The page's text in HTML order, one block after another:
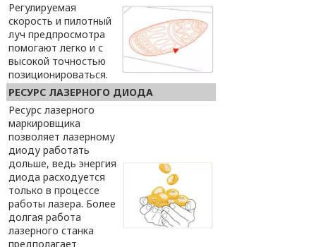
Регулируемая
скорость и пилотный
луч предпросмотра
помогают легко и с
высокой точностью
позиционироваться.
РЕСУРС ЛАЗЕРНОГО ДИОДА
Ресурс лазерного
маркировщика
позволяет лазерному
диоду работать
дольше, ведь энергия
диода расходуется
только в процессе
работы лазера. Более
долгая работа
лазерного станка
предполагает